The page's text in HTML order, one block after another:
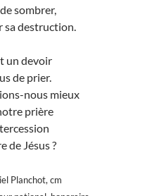
sombrer,
sa destruction.
un devoir
de prier.
nous mieux
prière
de Jésus ?
Planchot, cm